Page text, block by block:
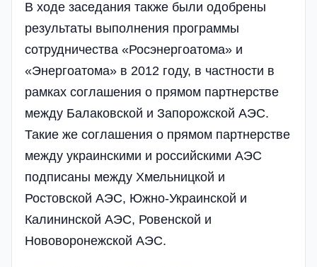
В ходе заседания также были одобрены
результаты выполнения программы
сотрудничества «Росэнергоатома» и
«Энергоатома» в 2012 году, в частности в
рамках соглашения о прямом партнерстве
между Балаковской и Запорожской АЭС.
Такие же соглашения о прямом партнерстве
между украинскими и российскими АЭС
подписаны между Хмельницкой и
Ростовской АЭС, Южно-Украинской и
Калининской АЭС, Ровенской и
Нововоронежской АЭС.